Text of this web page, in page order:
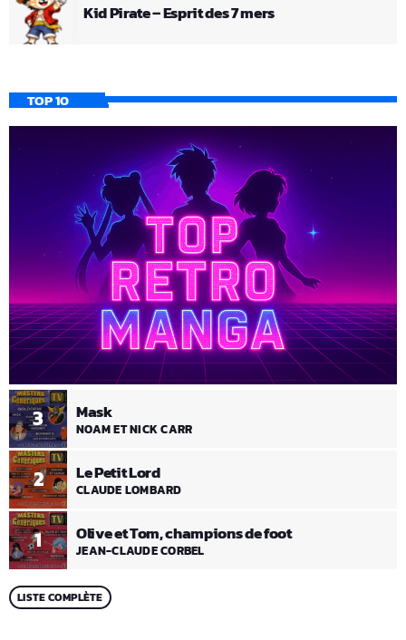
Kid Pirate – Esprit des 7 mers
TOP 10
1 Olive et Tom, champions de foot
JEAN-CLAUDE CORBEL
2 Le Petit Lord
CLAUDE LOMBARD
3 Mask
NOAM ET NICK CARR
LISTE COMPLÈTE